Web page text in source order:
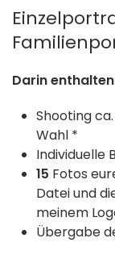
Darin
Shooting
Wahl *
Individuelle
15 Fotos
Datei und
meinem
Übergabe